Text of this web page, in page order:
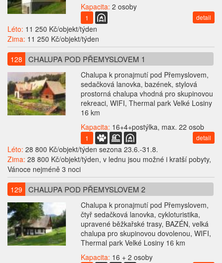
Kapacita: 2 osoby
1 detail
Léto: 11 250 Kč/objekt/týden
Zima: 11 250 Kč/objekt/týden
128 CHALUPA POD PŘEMYSLOVEM 1
Chalupa k pronajmutí pod Přemyslovem,
sedačková lanovka, bazének, stylová
prostorná chalupa vhodná pro skupinovou
rekreaci, WIFI, Thermal park Velké Losiny
16 km
Kapacita: 16+4+postýlka, max. 22 osob
1 detail
Léto: 28 800 Kč/objekt/týden sezona 23.6.-31.8.
Zima: 28 800 Kč/objekt/týden, v lednu jsou možné i kratší pobyty,
Vánoce nejméně 3 noci
129 CHALUPA POD PŘEMYSLOVEM 2
Chalupa k pronajmutí pod Přemyslovem,
čtyř sedačková lanovka, cykloturistika,
upravené běžkařské trasy, BAZÉN, velká
chalupa pro skupinovou dovolenou, WIFI,
Thermal park Velké Losiny 16 km
Kapacita: 16 + 2 osoby